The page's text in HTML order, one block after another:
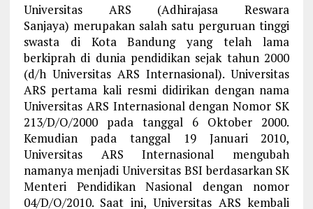
Universitas ARS (Adhirajasa Reswara
Sanjaya) merupakan salah satu perguruan tinggi
swasta di Kota Bandung yang telah lama
berkiprah di dunia pendidikan sejak tahun 2000
(d/h Universitas ARS Internasional). Universitas
ARS pertama kali resmi didirikan dengan nama
Universitas ARS Internasional dengan Nomor SK
213/D/O/2000 pada tanggal 6 Oktober 2000.
Kemudian pada tanggal 19 Januari 2010,
Universitas ARS Internasional mengubah
namanya menjadi Universitas BSI berdasarkan SK
Menteri Pendidikan Nasional dengan nomor
04/D/O/2010. Saat ini, Universitas ARS kembali